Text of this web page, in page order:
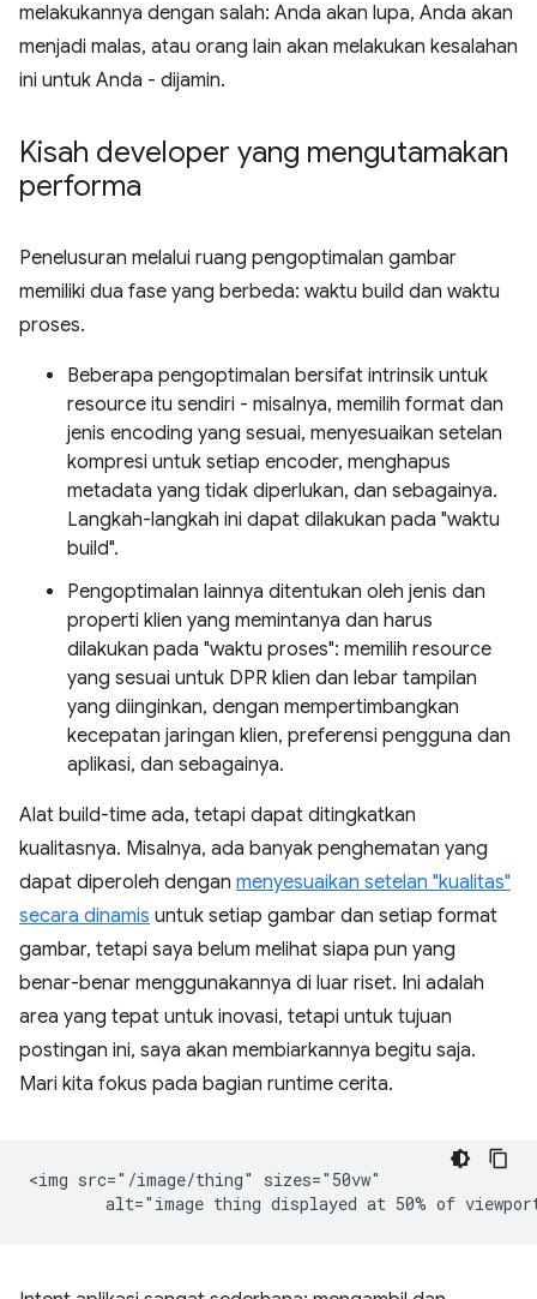
melakukannya dengan salah: Anda akan lupa, Anda akan
menjadi malas, atau orang lain akan melakukan kesalahan
ini untuk Anda - dijamin.
Kisah developer yang mengutamakan
performa
Penelusuran melalui ruang pengoptimalan gambar
memiliki dua fase yang berbeda: waktu build dan waktu
proses.
Beberapa pengoptimalan bersifat intrinsik untuk
resource itu sendiri - misalnya, memilih format dan
jenis encoding yang sesuai, menyesuaikan setelan
kompresi untuk setiap encoder, menghapus
metadata yang tidak diperlukan, dan sebagainya.
Langkah-langkah ini dapat dilakukan pada "waktu
build".
Pengoptimalan lainnya ditentukan oleh jenis dan
properti klien yang memintanya dan harus
dilakukan pada "waktu proses": memilih resource
yang sesuai untuk DPR klien dan lebar tampilan
yang diinginkan, dengan mempertimbangkan
kecepatan jaringan klien, preferensi pengguna dan
aplikasi, dan sebagainya.
Alat build-time ada, tetapi dapat ditingkatkan
kualitasnya. Misalnya, ada banyak penghematan yang
dapat diperoleh dengan menyesuaikan setelan "kualitas"
secara dinamis untuk setiap gambar dan setiap format
gambar, tetapi saya belum melihat siapa pun yang
benar-benar menggunakannya di luar riset. Ini adalah
area yang tepat untuk inovasi, tetapi untuk tujuan
postingan ini, saya akan membiarkannya begitu saja.
Mari kita fokus pada bagian runtime cerita.
<img src="/image/thing" sizes="50vw"